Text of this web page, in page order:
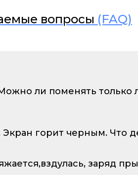
вопросы (FAQ)
ли поменять только
Экран горит черным. Что
заряд